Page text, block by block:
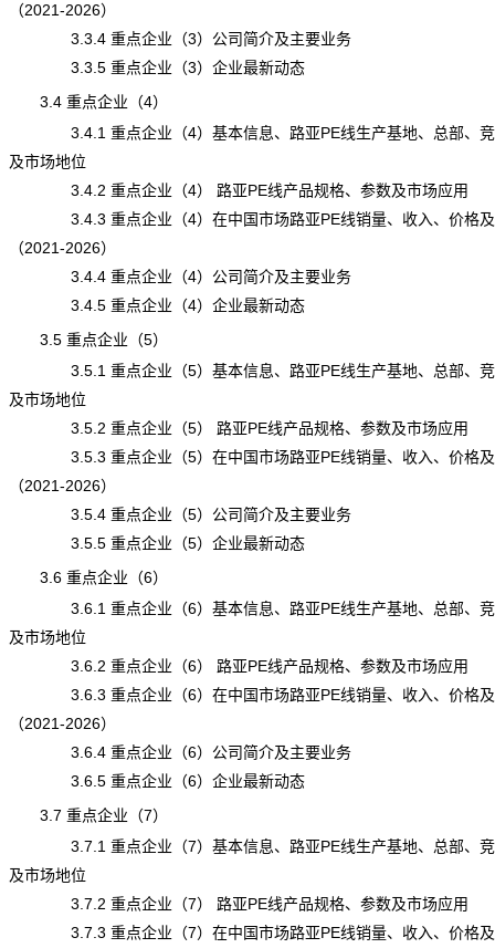
（2021-2026）
3.3.4 重点企业（3）公司简介及主要业务
3.3.5 重点企业（3）企业最新动态
3.4 重点企业（4）
3.4.1 重点企业（4）基本信息、路亚PE线生产基地、总部、竞
及市场地位
3.4.2 重点企业（4） 路亚PE线产品规格、参数及市场应用
3.4.3 重点企业（4）在中国市场路亚PE线销量、收入、价格及
（2021-2026）
3.4.4 重点企业（4）公司简介及主要业务
3.4.5 重点企业（4）企业最新动态
3.5 重点企业（5）
3.5.1 重点企业（5）基本信息、路亚PE线生产基地、总部、竞
及市场地位
3.5.2 重点企业（5） 路亚PE线产品规格、参数及市场应用
3.5.3 重点企业（5）在中国市场路亚PE线销量、收入、价格及
（2021-2026）
3.5.4 重点企业（5）公司简介及主要业务
3.5.5 重点企业（5）企业最新动态
3.6 重点企业（6）
3.6.1 重点企业（6）基本信息、路亚PE线生产基地、总部、竞
及市场地位
3.6.2 重点企业（6） 路亚PE线产品规格、参数及市场应用
3.6.3 重点企业（6）在中国市场路亚PE线销量、收入、价格及
（2021-2026）
3.6.4 重点企业（6）公司简介及主要业务
3.6.5 重点企业（6）企业最新动态
3.7 重点企业（7）
3.7.1 重点企业（7）基本信息、路亚PE线生产基地、总部、竞
及市场地位
3.7.2 重点企业（7） 路亚PE线产品规格、参数及市场应用
3.7.3 重点企业（7）在中国市场路亚PE线销量、收入、价格及